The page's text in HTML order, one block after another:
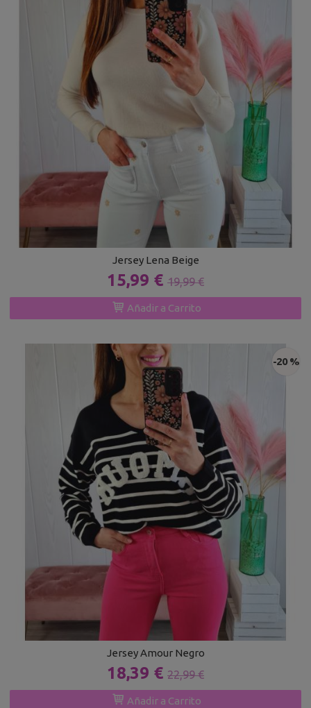
Jersey Lena Beige
15,99 € 19,99 €
Añadir a Carrito
-20 %
Jersey Amour Negro
18,39 € 22,99 €
Añadir a Carrito